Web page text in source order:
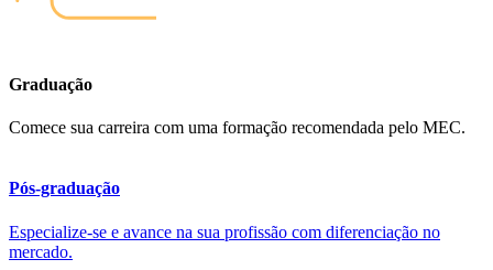
Graduação
Comece sua carreira com uma formação recomendada pelo MEC.
Pós-graduação
Especialize-se e avance na sua profissão com diferenciação no
mercado.